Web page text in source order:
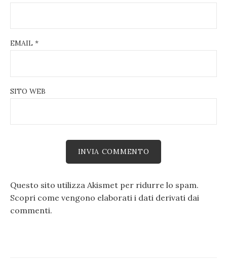
EMAIL *
SITO WEB
Questo sito utilizza Akismet per ridurre lo spam.
Scopri come vengono elaborati i dati derivati dai
commenti.